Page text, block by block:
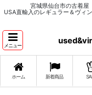
宮城県仙台市の古着屋
USA直輸入のレギュラー＆ヴィ
メニュー
ホーム 新着商品